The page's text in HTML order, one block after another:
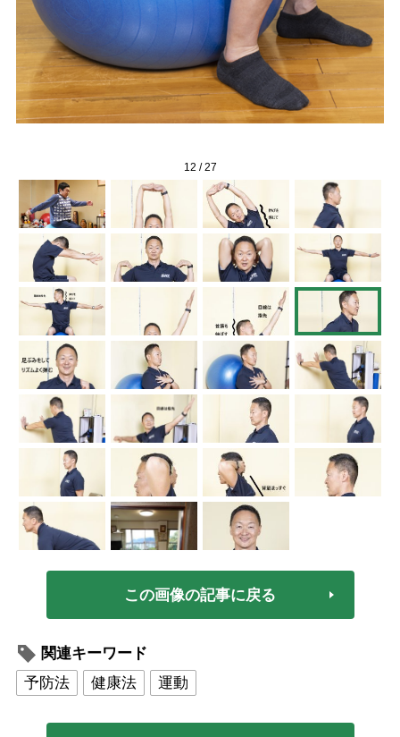
12 /27
この画像の記事に戻る
関連キーワード
予防法
健康法 運動